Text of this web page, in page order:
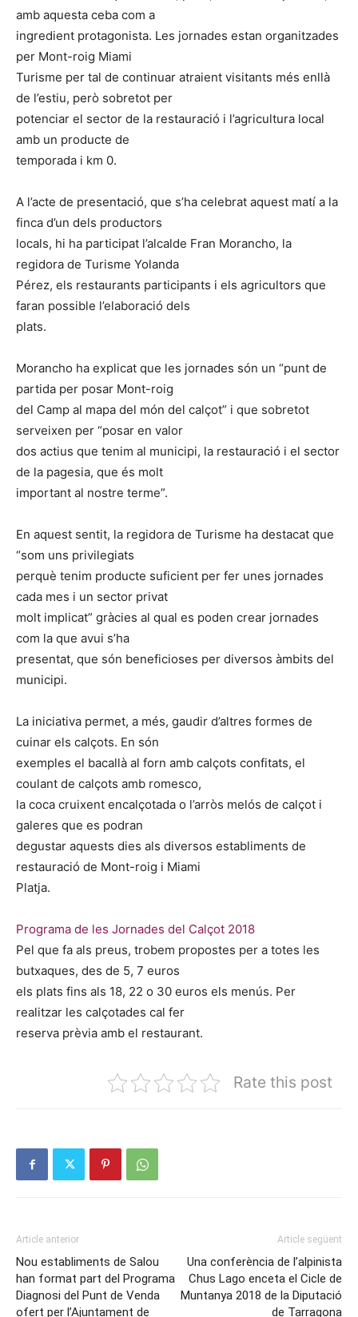
amb aquesta ceba com a
ingredient protagonista. Les jornades estan organitzades
per Mont-roig Miami
Turisme per tal de continuar atraient visitants més enllà
de l’estiu, però sobretot per
potenciar el sector de la restauració i l’agricultura local
amb un producte de
temporada i km 0.
A l’acte de presentació, que s’ha celebrat aquest matí a la
finca d’un dels productors
locals, hi ha participat l’alcalde Fran Morancho, la
regidora de Turisme Yolanda
Pérez, els restaurants participants i els agricultors que
faran possible l’elaboració dels
plats.
Morancho ha explicat que les jornades són un “punt de
partida per posar Mont-roig
del Camp al mapa del món del calçot” i que sobretot
serveixen per “posar en valor
dos actius que tenim al municipi, la restauració i el sector
de la pagesia, que és molt
important al nostre terme”.
En aquest sentit, la regidora de Turisme ha destacat que
“som uns privilegiats
perquè tenim producte suficient per fer unes jornades
cada mes i un sector privat
molt implicat” gràcies al qual es poden crear jornades
com la que avui s’ha
presentat, que són beneficioses per diversos àmbits del
municipi.
La iniciativa permet, a més, gaudir d’altres formes de
cuinar els calçots. En són
exemples el bacallà al forn amb calçots confitats, el
coulant de calçots amb romesco,
la coca cruixent encalçotada o l’arròs melós de calçot i
galeres que es podran
degustar aquests dies als diversos establiments de
restauració de Mont-roig i Miami
Platja.
Programa de les Jornades del Calçot 2018
Pel que fa als preus, trobem propostes per a totes les
butxaques, des de 5, 7 euros
els plats fins als 18, 22 o 30 euros els menús. Per
realitzar les calçotades cal fer
reserva prèvia amb el restaurant.
Rate this post
Article anterior
Nou establiments de Salou
han format part del Programa
Diagnosi del Punt de Venda
ofert per l’Ajuntament de
Article següent
Una conferència de l’alpinista
Chus Lago enceta el Cicle de
Muntanya 2018 de la Diputació
de Tarragona